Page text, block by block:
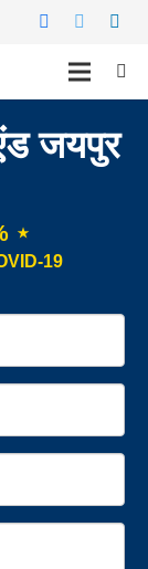
जयपुर
⋆
19